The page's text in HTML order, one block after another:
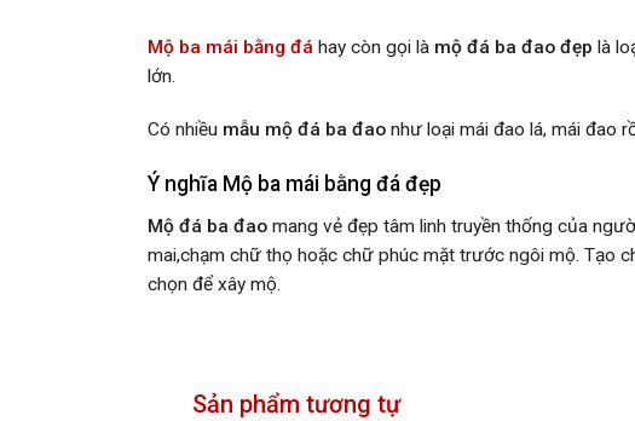
Mộ ba mái bằng đá hay còn gọi là mộ đá ba đao đẹp là
lớn.
Có nhiều mẫu mộ đá ba đao như loại mái đao lá, mái đao
Ý nghĩa Mộ ba mái bằng đá đẹp
Mộ đá ba đao mang vẻ đẹp tâm linh truyền thống của
mai,chạm chữ thọ hoặc chữ phúc mặt trước ngôi mộ. Tạo
chọn để xây mộ.
Sản phẩm tương tự